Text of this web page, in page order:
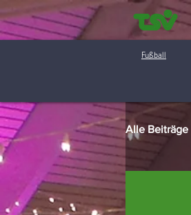
Fußball
Alle Beiträge